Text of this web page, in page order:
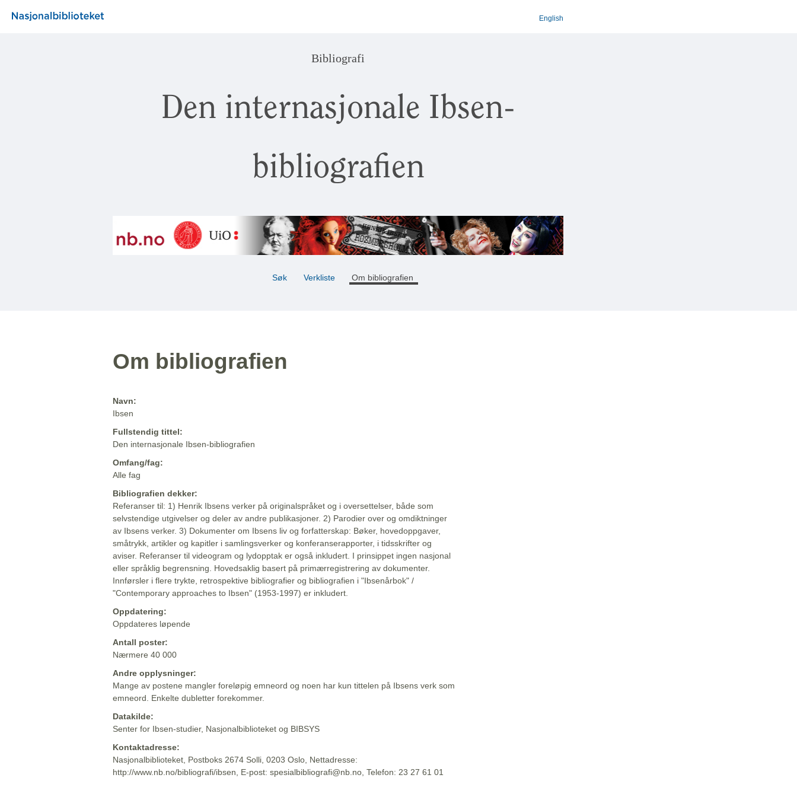
English
Bibliografi
Den internasjonale Ibsen-
bibliografien
Søk Verkliste Om bibliografien
Om bibliografien
Navn:
Ibsen
Fullstendig tittel:
Den internasjonale Ibsen-bibliografien
Omfang/fag:
Alle fag
Bibliografien dekker:
Referanser til: 1) Henrik Ibsens verker på originalspråket og i oversettelser, både som
selvstendige utgivelser og deler av andre publikasjoner. 2) Parodier over og omdiktninger
av Ibsens verker. 3) Dokumenter om Ibsens liv og forfatterskap: Bøker, hovedoppgaver,
småtrykk, artikler og kapitler i samlingsverker og konferanserapporter, i tidsskrifter og
aviser. Referanser til videogram og lydopptak er også inkludert. I prinsippet ingen nasjonal
eller språklig begrensning. Hovedsaklig basert på primærregistrering av dokumenter.
Innførsler i flere trykte, retrospektive bibliografier og bibliografien i "Ibsenårbok" /
"Contemporary approaches to Ibsen" (1953-1997) er inkludert.
Oppdatering:
Oppdateres løpende
Antall poster:
Nærmere 40 000
Andre opplysninger:
Mange av postene mangler foreløpig emneord og noen har kun tittelen på Ibsens verk som
emneord. Enkelte dubletter forekommer.
Datakilde:
Senter for Ibsen-studier, Nasjonalbiblioteket og BIBSYS
Kontaktadresse:
Nasjonalbiblioteket, Postboks 2674 Solli, 0203 Oslo, Nettadresse:
http://www.nb.no/bibliografi/ibsen, E-post: spesialbibliografi@nb.no, Telefon: 23 27 61 01